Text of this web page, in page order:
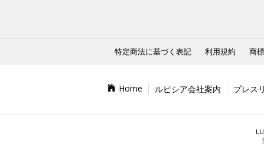
特定商法に基づく表記 利用規約 商
Home ルピシア会社案内 プレス